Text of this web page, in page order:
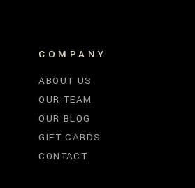
COMPANY
ABOUT US
OUR TEAM
OUR BLOG
GIFT CARDS
CONTACT